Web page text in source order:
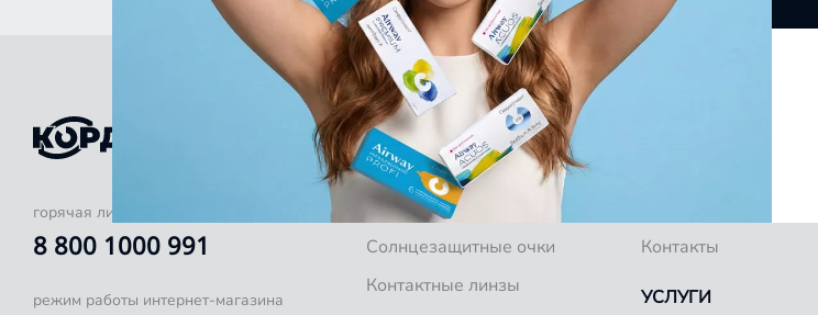
горячая линия
8 800 1000 991
режим работы интернет-магазина
КАТАЛОГ
Оправы для очков
Готовые очки
Солнцезащитные очки
Контактные линзы
Контакты
УСЛУГИ